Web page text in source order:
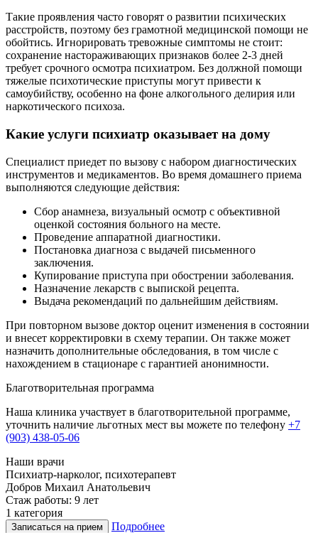
Такие проявления часто говорят о развитии психических
расстройств, поэтому без грамотной медицинской помощи не
обойтись. Игнорировать тревожные симптомы не стоит:
сохранение настораживающих признаков более 2-3 дней
требует срочного осмотра психиатром. Без должной помощи
тяжелые психотические приступы могут привести к
самоубийству, особенно на фоне алкогольного делирия или
наркотического психоза.
Какие услуги психиатр оказывает на дому
Специалист приедет по вызову с набором диагностических
инструментов и медикаментов. Во время домашнего приема
выполняются следующие действия:
Сбор анамнеза, визуальный осмотр с объективной
оценкой состояния больного на месте.
Проведение аппаратной диагностики.
Постановка диагноза с выдачей письменного
заключения.
Купирование приступа при обострении заболевания.
Назначение лекарств с выпиской рецепта.
Выдача рекомендаций по дальнейшим действиям.
При повторном вызове доктор оценит изменения в состоянии
и внесет корректировки в схему терапии. Он также может
назначить дополнительные обследования, в том числе с
нахождением в стационаре с гарантией анонимности.
Благотворительная программа
Наша клиника участвует в благотворительной программе,
уточнить наличие льготных мест вы можете по телефону +7
(903) 438-05-06
Наши врачи
Психиатр-нарколог, психотерапевт
Добров Михаил Анатольевич
Стаж работы: 9 лет
1 категория
Записаться на прием Подробнее